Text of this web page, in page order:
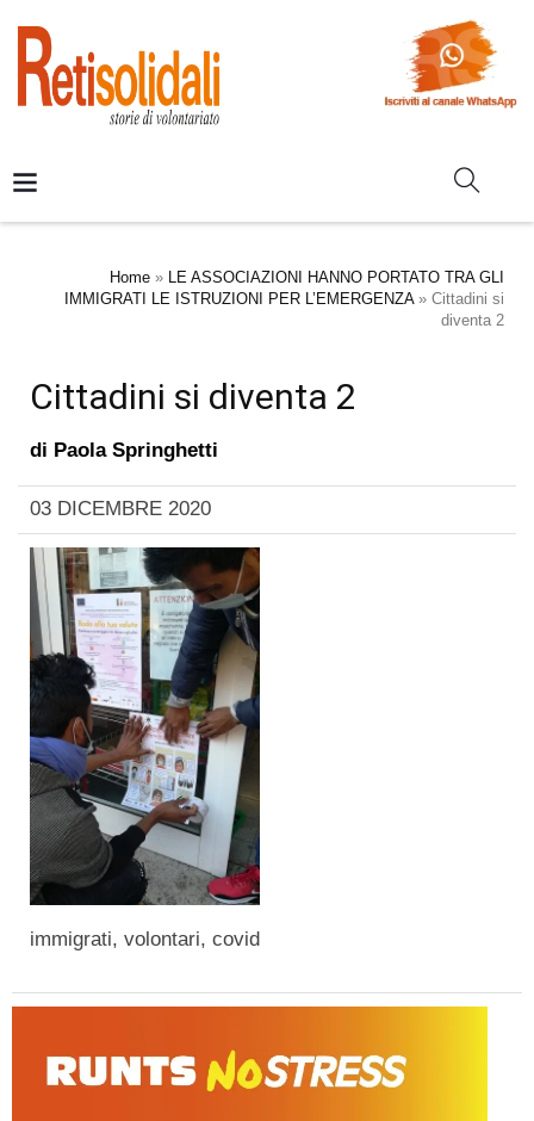
Home » LE ASSOCIAZIONI HANNO PORTATO TRA GLI
IMMIGRATI LE ISTRUZIONI PER L’EMERGENZA» Cittadini si
diventa 2
Cittadini si diventa 2
di Paola Springhetti
03 DICEMBRE 2020
immigrati, volontari, covid